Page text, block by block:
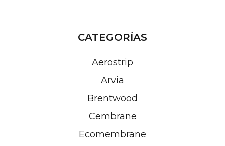
CATEGORÍAS
Aerostrip
Arvia
Brentwood
Cembrane
Ecomembrane